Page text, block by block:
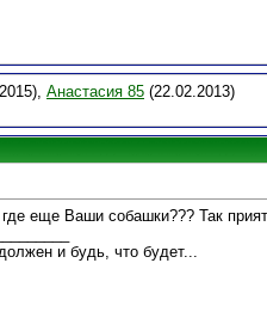
Анастасия 85 (22.02.2013)
еще Ваши собашки??? Так
и будь, что будет...